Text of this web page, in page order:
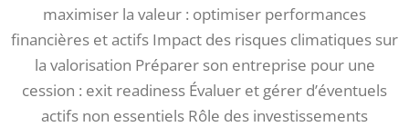
maximiser la valeur : optimiser performances
financières et actifs Impact des risques climatiques sur
la valorisation Préparer son entreprise pour une
cession : exit readiness Évaluer et gérer d’éventuels
actifs non essentiels Rôle des investissements